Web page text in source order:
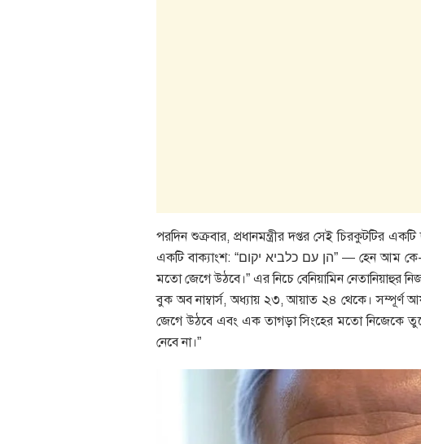
পরদিন শুক্রবার, প্রধানমন্ত্রীর দপ্তর সেই চিরকুটটির
একটি বাক্যাংশ: “הן עם כלביא יקום” — হেন আম কে-লাবি ইয়াকুম। বাংলায় যার অর্থ দাঁড়ায়: “এই জাতি সিংহের
মতো জেগে উঠবে।” এর নিচে বেনিয়ামিন নেতানিয়াহুর
বুক অব নাম্বার্স, অধ্যায় ২৩, আয়াত ২৪ থেকে। সম্পূর্ণ
জেগে উঠবে এবং এক তাগড়া সিংহের মতো নিজেকে তুলে
নেবে না।”